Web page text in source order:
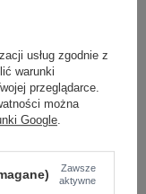
COMFORT
usług zgodnie z
warunki
przeglądarce.
można
Google.
Zawsze
aktywne